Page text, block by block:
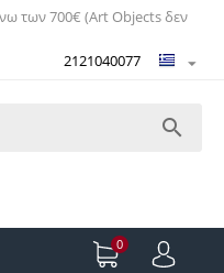
των 700€ (Art Objects δεν
2121040077

0